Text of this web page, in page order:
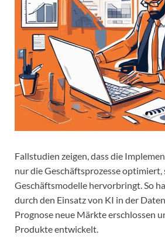
Fallstudien zeigen, dass die
nur die Geschäftsprozesse optimiert,
Geschäftsmodelle hervorbringt. So
durch den Einsatz von KI in der
Prognose neue Märkte erschlossen
Produkte entwickelt.